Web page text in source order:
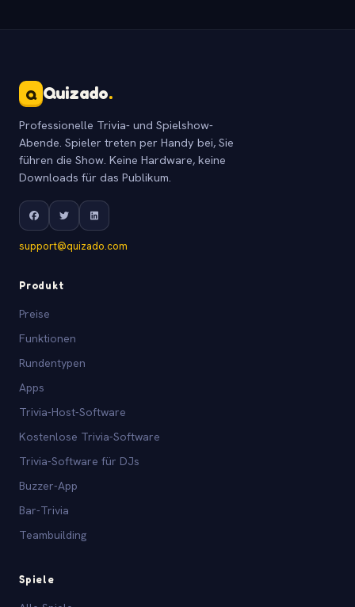
Q Quizado.
Professionelle Trivia- und Spielshow-
Abende. Spieler treten per Handy bei, Sie
führen die Show. Keine Hardware, keine
Downloads für das Publikum.
support@quizado.com
Produkt
Preise
Funktionen
Rundentypen
Apps
Trivia-Host-Software
Kostenlose Trivia-Software
Trivia-Software für DJs
Buzzer-App
Bar-Trivia
Teambuilding
Spiele